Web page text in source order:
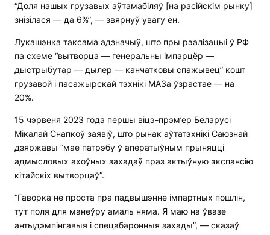
“Доля нашых грузавых аўтамабіляў [на расійскім рынку]
знізілася — да 6%”, — звярнуў увагу ён.
Лукашэнка таксама адзначыў, што пры рэалізацыі ў РФ
па схеме “вытворца — генеральны імпарцёр —
дыстрыбутар — дылер — канчатковы спажывец” кошт
грузавой і пасажырскай тэхнікі МАЗа ўзрастае — на
20%.
15 чэрвеня 2023 года першы віцэ-прэм’ер Беларусі
Мікалай Снапкоў заявіў, што рынак аўтатэхнікі Саюзнай
дзяржавы “мае патрэбу ў аператыўным прыняцці
адмысловых ахоўных захадаў праз актыўную экспансію
кітайскіх вытворцаў”.
“Гаворка не проста пра падвышэнне імпартных пошлін,
тут поля для манеўру амаль няма. Я маю на ўвазе
антыдэмпінгавыя і спецабаронныя захады”, — сказаў